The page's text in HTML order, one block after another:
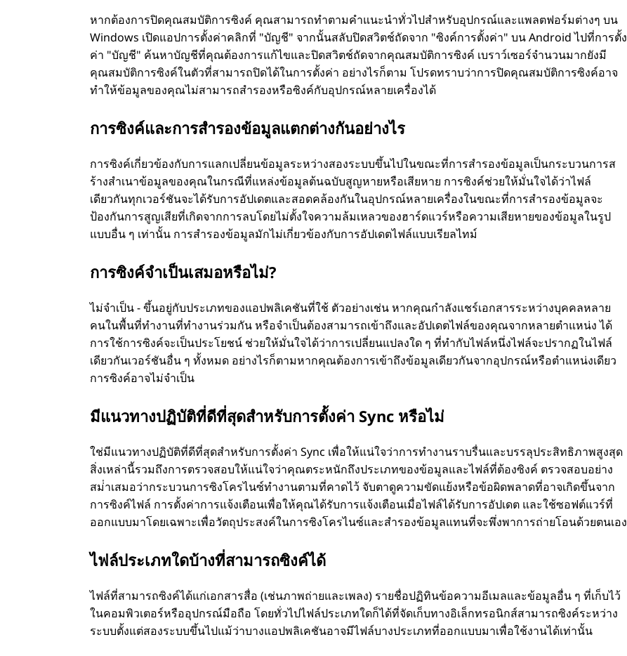
หากต้องการปิดคุณสมบัติการซิงค์ คุณสามารถทําตามคําแนะนําทั่วไปสําหรับอุปกรณ์และแพลตฟอร์มต่างๆ บน
Windows เปิดแอปการตั้งค่าคลิกที่ "บัญชี" จากนั้นสลับปิดสวิตช์ถัดจาก "ซิงค์การตั้งค่า" บน Android ไปที่การตั้ง
ค่า "บัญชี" ค้นหาบัญชีที่คุณต้องการแก้ไขและปิดสวิตช์ถัดจากคุณสมบัติการซิงค์ เบราว์เซอร์จํานวนมากยังมี
คุณสมบัติการซิงค์ในตัวที่สามารถปิดได้ในการตั้งค่า อย่างไรก็ตาม โปรดทราบว่าการปิดคุณสมบัติการซิงค์อาจ
ทําให้ข้อมูลของคุณไม่สามารถสํารองหรือซิงค์กับอุปกรณ์หลายเครื่องได้
การซิงค์และการสํารองข้อมูลแตกต่างกันอย่างไร
การซิงค์เกี่ยวข้องกับการแลกเปลี่ยนข้อมูลระหว่างสองระบบขึ้นไปในขณะที่การสํารองข้อมูลเป็นกระบวนการส
ร้างสําเนาข้อมูลของคุณในกรณีที่แหล่งข้อมูลต้นฉบับสูญหายหรือเสียหาย การซิงค์ช่วยให้มั่นใจได้ว่าไฟล์
เดียวกันทุกเวอร์ชันจะได้รับการอัปเดตและสอดคล้องกันในอุปกรณ์หลายเครื่องในขณะที่การสํารองข้อมูลจะ
ป้องกันการสูญเสียที่เกิดจากการลบโดยไม่ตั้งใจความล้มเหลวของฮาร์ดแวร์หรือความเสียหายของข้อมูลในรูป
แบบอื่น ๆ เท่านั้น การสํารองข้อมูลมักไม่เกี่ยวข้องกับการอัปเดตไฟล์แบบเรียลไทม์
การซิงค์จําเป็นเสมอหรือไม่?
ไม่จําเป็น - ขึ้นอยู่กับประเภทของแอปพลิเคชันที่ใช้ ตัวอย่างเช่น หากคุณกําลังแชร์เอกสารระหว่างบุคคลหลาย
คนในพื้นที่ทํางานที่ทํางานร่วมกัน หรือจําเป็นต้องสามารถเข้าถึงและอัปเดตไฟล์ของคุณจากหลายตําแหน่ง ได้
การใช้การซิงค์จะเป็นประโยชน์ ช่วยให้มั่นใจได้ว่าการเปลี่ยนแปลงใด ๆ ที่ทํากับไฟล์หนึ่งไฟล์จะปรากฏในไฟล์
เดียวกันเวอร์ชันอื่น ๆ ทั้งหมด อย่างไรก็ตามหากคุณต้องการเข้าถึงข้อมูลเดียวกันจากอุปกรณ์หรือตําแหน่งเดียว
การซิงค์อาจไม่จําเป็น
มีแนวทางปฏิบัติที่ดีที่สุดสําหรับการตั้งค่า Sync หรือไม่
ใช่มีแนวทางปฏิบัติที่ดีที่สุดสําหรับการตั้งค่า Sync เพื่อให้แน่ใจว่าการทํางานราบรื่นและบรรลุประสิทธิภาพสูงสุด
สิ่งเหล่านี้รวมถึงการตรวจสอบให้แน่ใจว่าคุณตระหนักถึงประเภทของข้อมูลและไฟล์ที่ต้องซิงค์ ตรวจสอบอย่าง
สม่ําเสมอว่ากระบวนการซิงโครไนซ์ทํางานตามที่คาดไว้ จับตาดูความขัดแย้งหรือข้อผิดพลาดที่อาจเกิดขึ้นจาก
การซิงค์ไฟล์ การตั้งค่าการแจ้งเตือนเพื่อให้คุณได้รับการแจ้งเตือนเมื่อไฟล์ได้รับการอัปเดต และใช้ซอฟต์แวร์ที่
ออกแบบมาโดยเฉพาะเพื่อวัตถุประสงค์ในการซิงโครไนซ์และสํารองข้อมูลแทนที่จะพึ่งพาการถ่ายโอนด้วยตนเอง
ไฟล์ประเภทใดบ้างที่สามารถซิงค์ได้
ไฟล์ที่สามารถซิงค์ได้แก่เอกสารสื่อ (เช่นภาพถ่ายและเพลง) รายชื่อปฏิทินข้อความอีเมลและข้อมูลอื่น ๆ ที่เก็บไว้
ในคอมพิวเตอร์หรืออุปกรณ์มือถือ โดยทั่วไปไฟล์ประเภทใดก็ได้ที่จัดเก็บทางอิเล็กทรอนิกส์สามารถซิงค์ระหว่าง
ระบบตั้งแต่สองระบบขึ้นไปแม้ว่าบางแอปพลิเคชันอาจมีไฟล์บางประเภทที่ออกแบบมาเพื่อใช้งานได้เท่านั้น